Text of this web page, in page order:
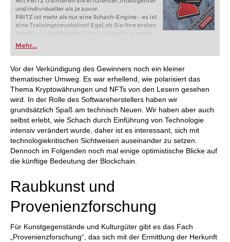
und individueller als je zuvor.
FRITZ ist mehr als nur eine Schach-Engine – es ist
eine Trainingsrevolution! Egal, ob Sie Ihre ersten
Schritte in die Welt des Vereinsschachs machen
oder bereits auf Turnierniveau spielen: Mit
FRITZ trainieren Sie effizienter, intelligenter und
individueller als je zuvor.
Mehr...
Vor der Verkündigung des Gewinners noch ein kleiner
thematischer Umweg. Es war erhellend, wie polarisiert das
Thema Kryptowährungen und NFTs von den Lesern gesehen
wird. In der Rolle des Softwareherstellers haben wir
grundsätzlich Spaß am technisch Neuen. Wir haben aber auch
selbst erlebt, wie Schach durch Einführung von Technologie
intensiv verändert wurde, daher ist es interessant, sich mit
technologiekritischen Sichtweisen auseinander zu setzen.
Dennoch im Folgenden noch mal einige optimistische Blicke auf
die künftige Bedeutung der Blockchain.
Raubkunst und
Provenienzforschung
Für Kunstgegenstände und Kulturgüter gibt es das Fach
„Provenienzforschung“, das sich mit der Ermittlung der Herkunft